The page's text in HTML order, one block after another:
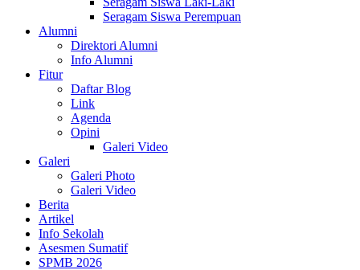
Seragam Siswa Perempuan
Alumni
Direktori Alumni
Info Alumni
Fitur
Daftar Blog
Link
Agenda
Opini
Galeri Video
Galeri
Galeri Photo
Galeri Video
Berita
Artikel
Info Sekolah
Asesmen Sumatif
SPMB 2026